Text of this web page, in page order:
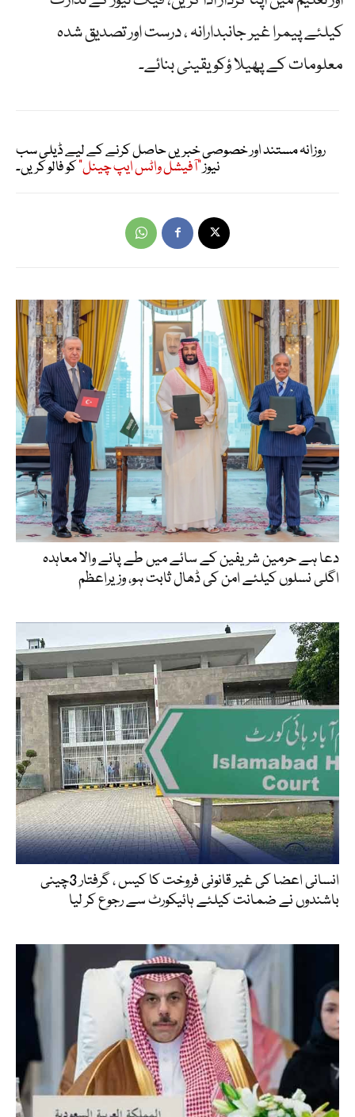
کیلئے پیمرا غیر جانبدارانہ ، درست اور تصدیق شدہ
معلومات کے پھیلا ؤکو یقینی بنائے۔
روزانہ مستند اور خصوصی خبریں حاصل کرنے کے لیے ڈیلی سب
نیوز"آفیشل واٹس ایپ چینل"کو فالو کریں۔
دعا ہے حرمین شریفین کے سائے میں طے پانے والا معاہدہ
اگلی نسلوں کیلئے امن کی ڈھال ثابت ہو، وزیراعظم
انسانی اعضا کی غیر قانونی فروخت کا کیس ، گرفتار 3چینی
باشندوں نے ضمانت کیلئے ہائیکورٹ سے رجوع کر لیا